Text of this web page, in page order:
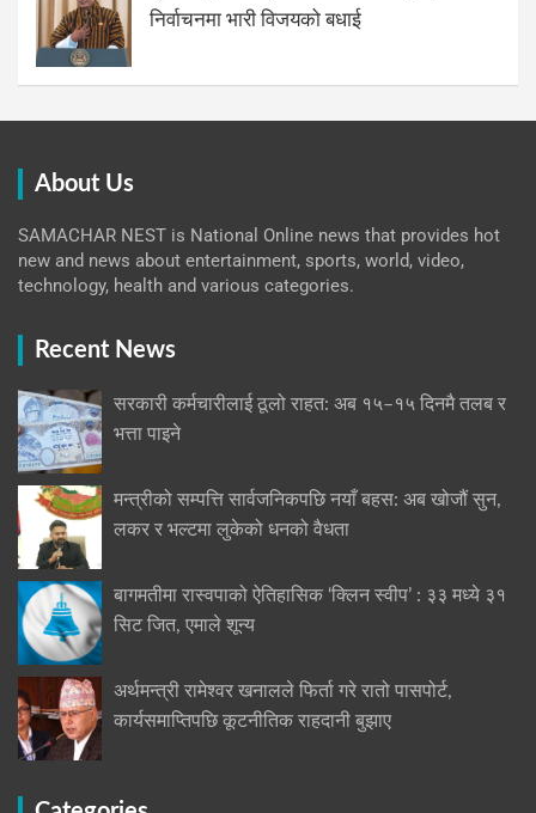
निर्वाचनमा भारी विजयको बधाई
About Us
SAMACHAR NEST is National Online news that provides hot
new and news about entertainment, sports, world, video,
technology, health and various categories.
Recent News
सरकारी कर्मचारीलाई ठूलो राहत: अब १५–१५ दिनमै तलब र
भत्ता पाइने
मन्त्रीको सम्पत्ति सार्वजनिकपछि नयाँ बहस: अब खोजौं सुन,
लकर र भल्टमा लुकेको धनको वैधता
बागमतीमा रास्वपाको ऐतिहासिक ‘क्लिन स्वीप’ : ३३ मध्ये ३१
सिट जित, एमाले शून्य
अर्थमन्त्री रामेश्वर खनालले फिर्ता गरे रातो पासपोर्ट,
कार्यसमाप्तिपछि कूटनीतिक राहदानी बुझाए